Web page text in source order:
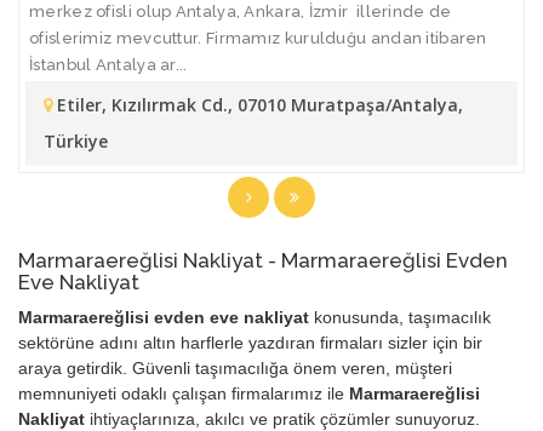
merkez ofisli olup Antalya, Ankara, İzmir illerinde de
ofislerimiz mevcuttur. Firmamız kurulduğu andan itibaren
İstanbul Antalya ar...
Etiler, Kızılırmak Cd., 07010 Muratpaşa/Antalya,
Türkiye
Marmaraereğlisi Nakliyat - Marmaraereğlisi Evden
Eve Nakliyat
Marmaraereğlisi evden eve nakliyat konusunda, taşımacılık
sektörüne adını altın harflerle yazdıran firmaları sizler için bir
araya getirdik. Güvenli taşımacılığa önem veren, müşteri
memnuniyeti odaklı çalışan firmalarımız ile Marmaraereğlisi
Nakliyat ihtiyaçlarınıza, akılcı ve pratik çözümler sunuyoruz.